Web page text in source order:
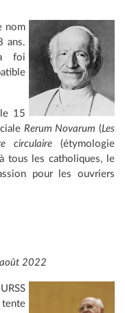
nom
ans.
foi
15
Rerum Novarum (Les
circulaire(étymologie
tous les catholiques, le
pour les ouvriers
2022
tente